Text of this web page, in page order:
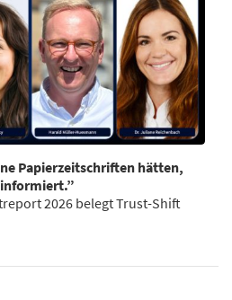
Papierzeitschriften hätten,
2026 belegt Trust-Shift